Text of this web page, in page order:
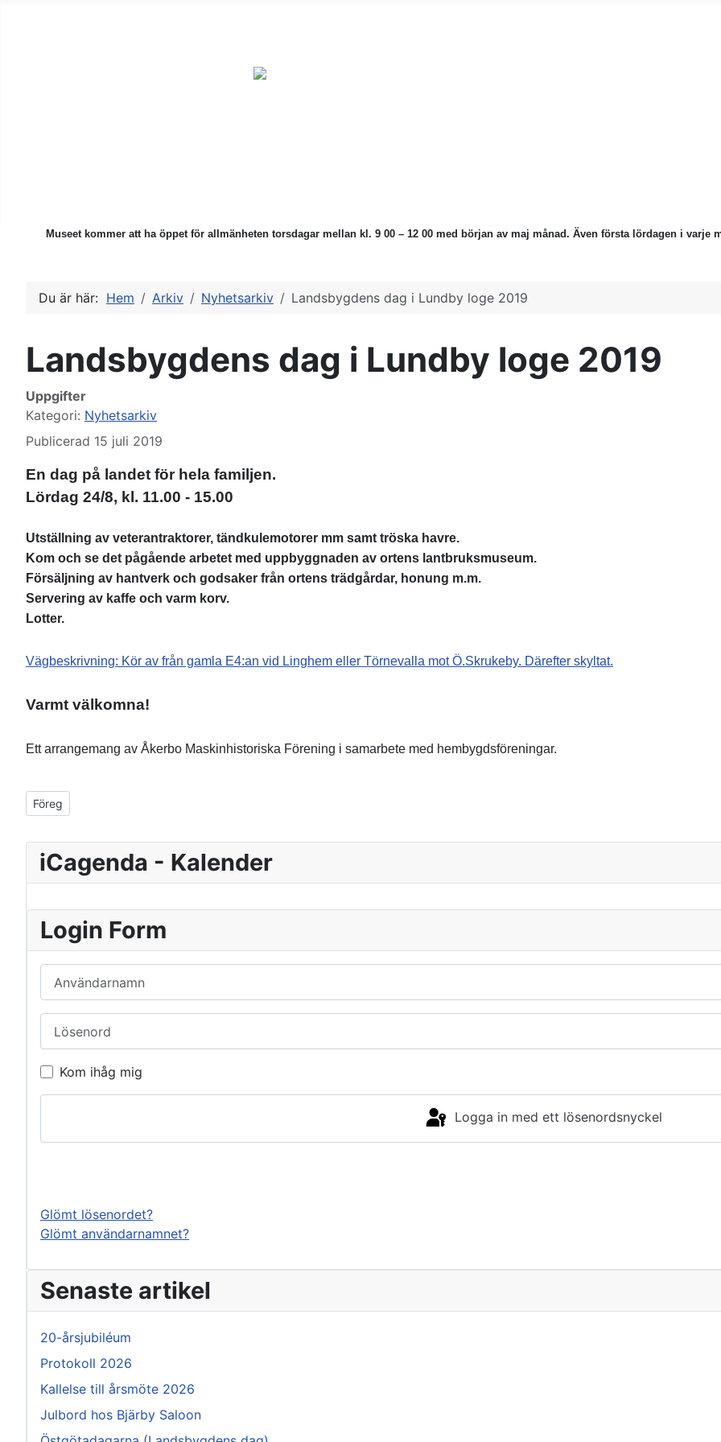
Museet kommer att ha öppet för allmänheten torsdagar mellan kl. 9 00 – 12 00 med början av maj månad. Även första lördagen i varje
Du är här: Hem Arkiv Nyhetsarkiv Landsbygdens dag i Lundby loge 2019
Landsbygdens dag i Lundby loge 2019
Uppgifter
Kategori: Nyhetsarkiv
Publicerad 15 juli 2019
En dag på landet för hela familjen.
Lördag 24/8, kl. 11.00 - 15.00
Utställning av veterantraktorer, tändkulemotorer mm samt tröska havre.
Kom och se det pågående arbetet med uppbyggnaden av ortens lantbruksmuseum.
Försäljning av hantverk och godsaker från ortens trädgårdar, honung m.m.
Servering av kaffe och varm korv.
Lotter.
Vägbeskrivning: Kör av från gamla E4:an vid Linghem eller Törnevalla mot Ö.Skrukeby. Därefter skyltat.
Varmt välkomna!
Ett arrangemang av Åkerbo Maskinhistoriska Förening i samarbete med hembygdsföreningar.
Föregående artikel: Traktorrally Lördag den 3/8 kl. 14.00
Föreg
iCagenda - Kalender
Login Form
Kom ihåg mig
Logga in med ett lösenordsnyckel
Glömt lösenordet?
Glömt användarnamnet?
Senaste artikel
20-årsjubiléum
Protokoll 2026
Kallelse till årsmöte 2026
Julbord hos Bjärby Saloon